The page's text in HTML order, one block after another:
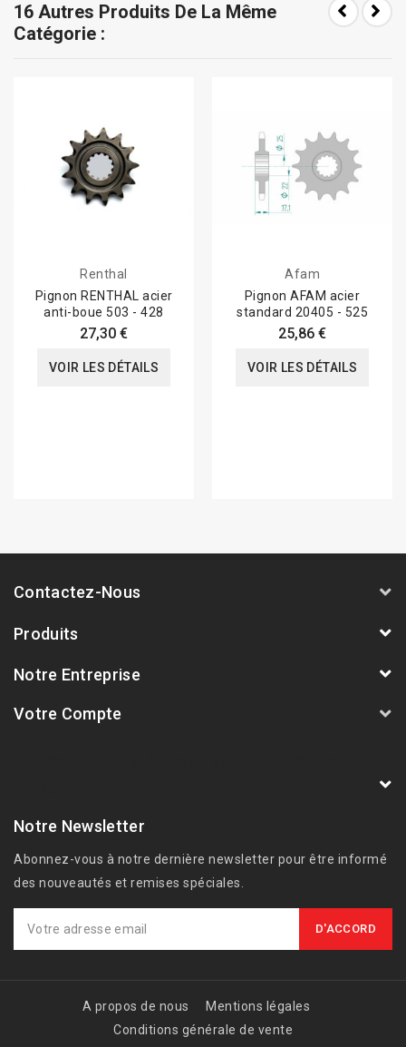
16 Autres Produits De La Même
Catégorie :
Renthal
Pignon RENTHAL acier
anti-boue 503 - 428
27,30 €
VOIR LES DÉTAILS
Afam
Pignon AFAM acier
standard 20405 - 525
25,86 €
VOIR LES DÉTAILS
Contactez-Nous
Produits
Notre Entreprise
Votre Compte
Notre Newsletter
Abonnez-vous à notre dernière newsletter pour être informé
des nouveautés et remises spéciales.
A propos de nous
Mentions légales
Conditions générale de vente